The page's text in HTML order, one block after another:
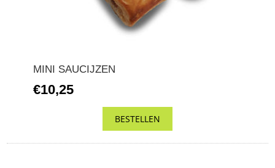
MINI SAUCIJZEN
€10,25